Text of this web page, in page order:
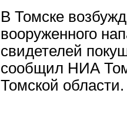
В Томске
вооруженного
свидетелей
сообщил НИА
Томской области.